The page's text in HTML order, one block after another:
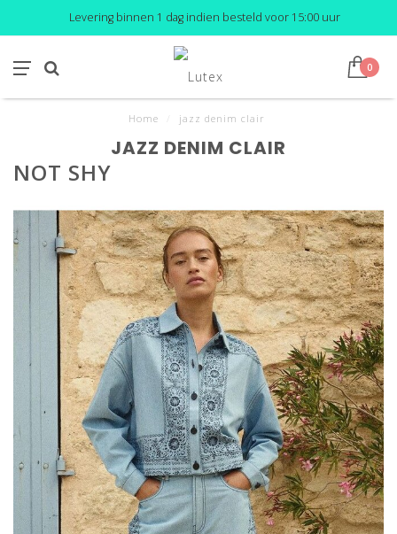
Levering binnen 1 dag indien besteld voor 15:00 uur
0
Home jazz denim clair
JAZZ DENIM CLAIR
NOT SHY